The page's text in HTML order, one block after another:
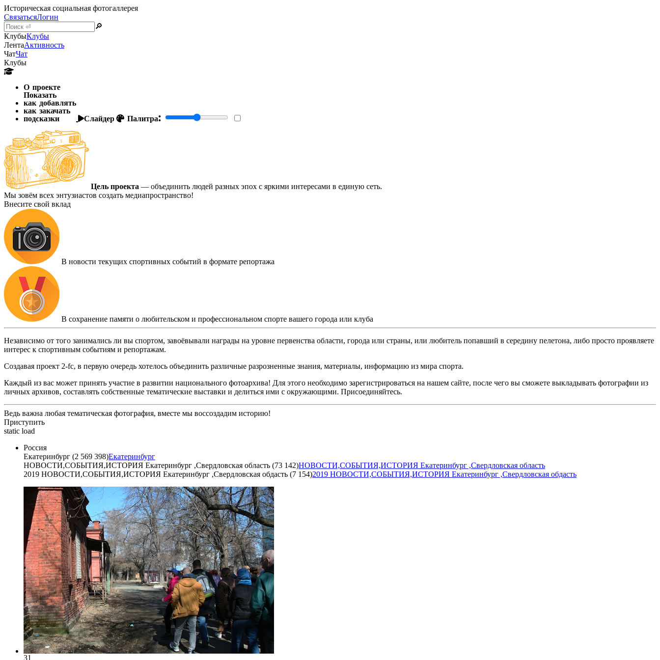
Историческая социальная фотогаллерея
СвязатьсяЛогин
🔎
КлубыКлубы
ЛентаАктивность
ЧатЧат
Клубы
О проекте
Показать
как добавлять
как закачать
подсказки
Слайдер Палитра:
Цель проекта — объединить людей разных эпох с яркими интересами в единую сеть.
Мы зовём всех энтузиастов создать медиапространство!
Внесите свой вклад
В новости текущих спортивных событий в формате репортажа
В сохранение памяти о любительском и профессиональном спорте вашего города или клуба
Независимо от того занимались ли вы спортом, завоёвывали награды на уровне первенства области, города или страны, или любитель попавший в середину пелетона, либо просто проявляете
интерес к спортивным событиям и репортажам.
Создавая проект 2-fc, в первую очередь хотелось объединить различные разрозненные знания, материалы, информацию из мира спорта.
Каждый из вас может принять участие в развитии национального фотоархива! Для этого необходимо зарегистрироваться на нашем сайте, после чего вы сможете выкладывать фотографии из
личных архивов, составлять собственные тематические выставки и делиться ими с окружающими. Присоединяйтесь.
Ведь важна любая тематическая фотография, вместе мы воссоздадим историю!
Приступить
static load
Россия
Екатеринбург (2 569 398)Екатеринбург
НОВОСТИ,СОБЫТИЯ,ИСТОРИЯ Екатеринбург ,Свердловская область (73 142)НОВОСТИ,СОБЫТИЯ,ИСТОРИЯ Екатеринбург ,Свердловская область
2019 НОВОСТИ,СОБЫТИЯ,ИСТОРИЯ Екатеринбург ,Свердловская обдасть (7 154)2019 НОВОСТИ,СОБЫТИЯ,ИСТОРИЯ Екатеринбург ,Свердловская обдасть
31